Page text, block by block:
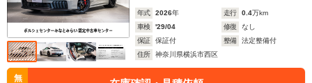
年式 2026年 走行 0.4万km
車検
'29/04 修復
なし
保証
保証付 整備
法定整備付
住所
神奈川県横浜市西区
無